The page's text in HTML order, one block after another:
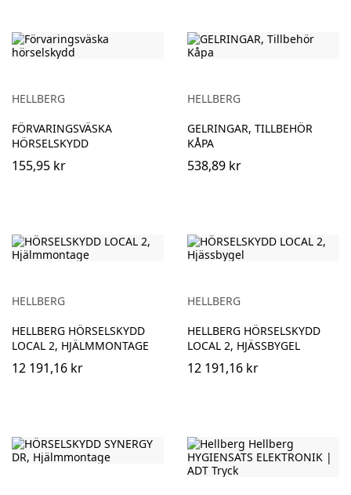
HELLBERG
FÖRVARINGSVÄSKA
HÖRSELSKYDD
155,95 kr
HELLBERG
GELRINGAR, TILLBEHÖR
KÅPA
538,89 kr
HELLBERG
HELLBERG HÖRSELSKYDD
LOCAL 2, HJÄLMMONTAGE
12 191,16 kr
HELLBERG
HELLBERG HÖRSELSKYDD
LOCAL 2, HJÄSSBYGEL
12 191,16 kr